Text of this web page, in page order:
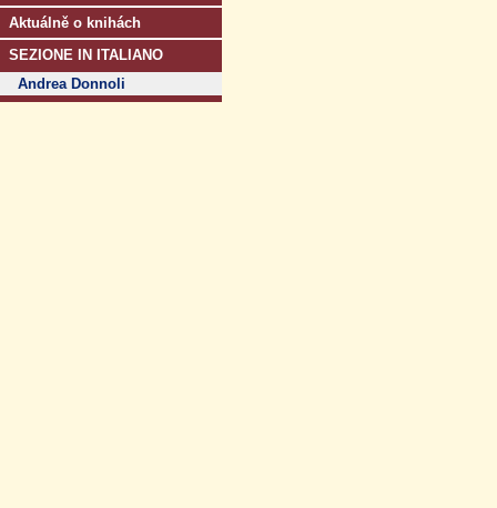
Aktuálně o knihách
SEZIONE IN ITALIANO
Andrea Donnoli